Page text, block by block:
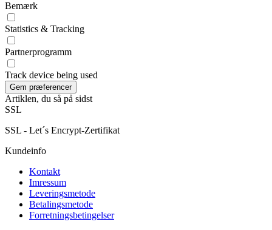
Bemærk
Statistics & Tracking
Partnerprogramm
Track device being used
Artiklen, du så på sidst
SSL
SSL - Let´s Encrypt-Zertifikat
Kundeinfo
Kontakt
Imressum
Leveringsmetode
Betalingsmetode
Forretningsbetingelser